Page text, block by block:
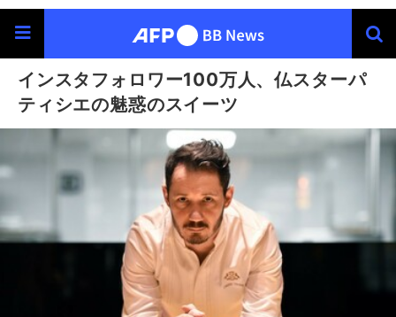
インスタフォロワー100万人、仏スターパ
ティシエの魅惑のスイーツ